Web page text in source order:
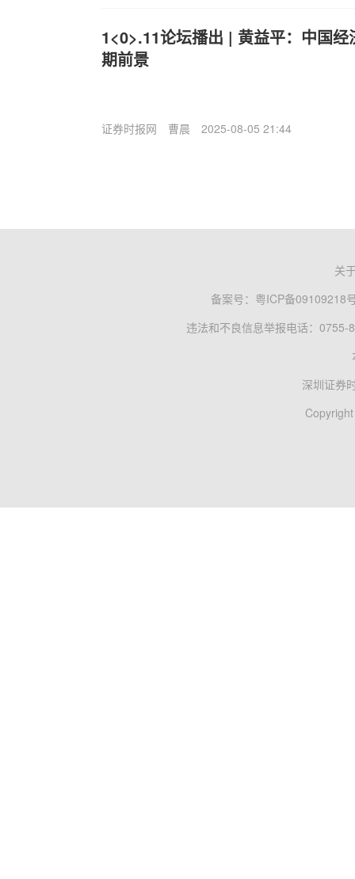
1<0>.11论坛播出 | 黄益平：中国
期前景
证券时报网 曹晨 2025-08-05 21:44
关
备案号： 粤ICP备09109218
违法和不良信息举报电话：0755-
深圳证券